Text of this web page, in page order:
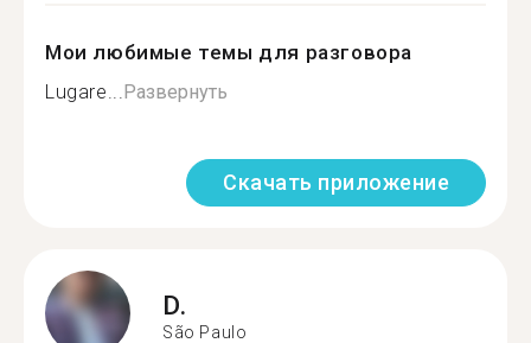
Мои любимые темы для разговора
Lugare...Развернуть
Скачать приложение
D.
São Paulo